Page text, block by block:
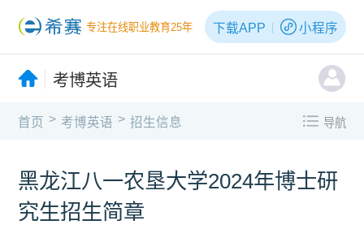
专注在线职业教育25年 下载APP 小程序
考博英语
首页 > 考博英语 > 招生信息 导航
黑龙江八一农垦大学2024年博士研
究生招生简章